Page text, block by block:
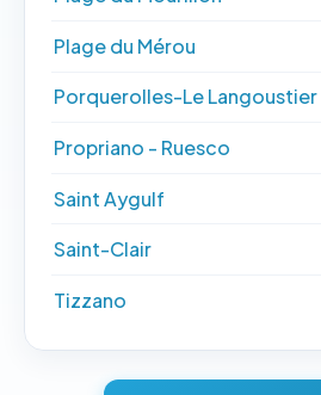
Plage du Mérou
Porquerolles-Le Langoustier
Propriano - Ruesco
Saint Aygulf
Saint-Clair
Tizzano